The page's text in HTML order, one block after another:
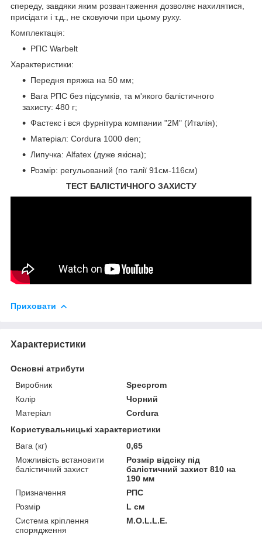
спереду, завдяки яким розвантаження дозволяє нахилятися,
присідати і т.д., не сковуючи при цьому руху.
Комплектація:
РПС Warbelt
Характеристики:
Передня пряжка на 50 мм;
Вага РПС без підсумків, та м'якого балістичного
захисту: 480 г;
Фастекс і вся фурнітура компании "2М" (Италія);
Матеріал: Cordura 1000 den;
Липучка: Alfatex (дуже якісна);
Розмір: регульований (по талії 91см-116см)
ТЕСТ БАЛІСТИЧНОГО ЗАХИСТУ
Приховати
Характеристики
Основні атрибути
Виробник
Specprom
Колір
Чорний
Матеріал
Cordura
Користувальницькі характеристики
Вага (кг)
0,65
Можливість встановити
балістичний захист
Розмір відсіку під
балістичний захист 810 на
190 мм
Призначення
РПС
Розмір
L см
Система кріплення
спорядження
M.O.L.L.E.